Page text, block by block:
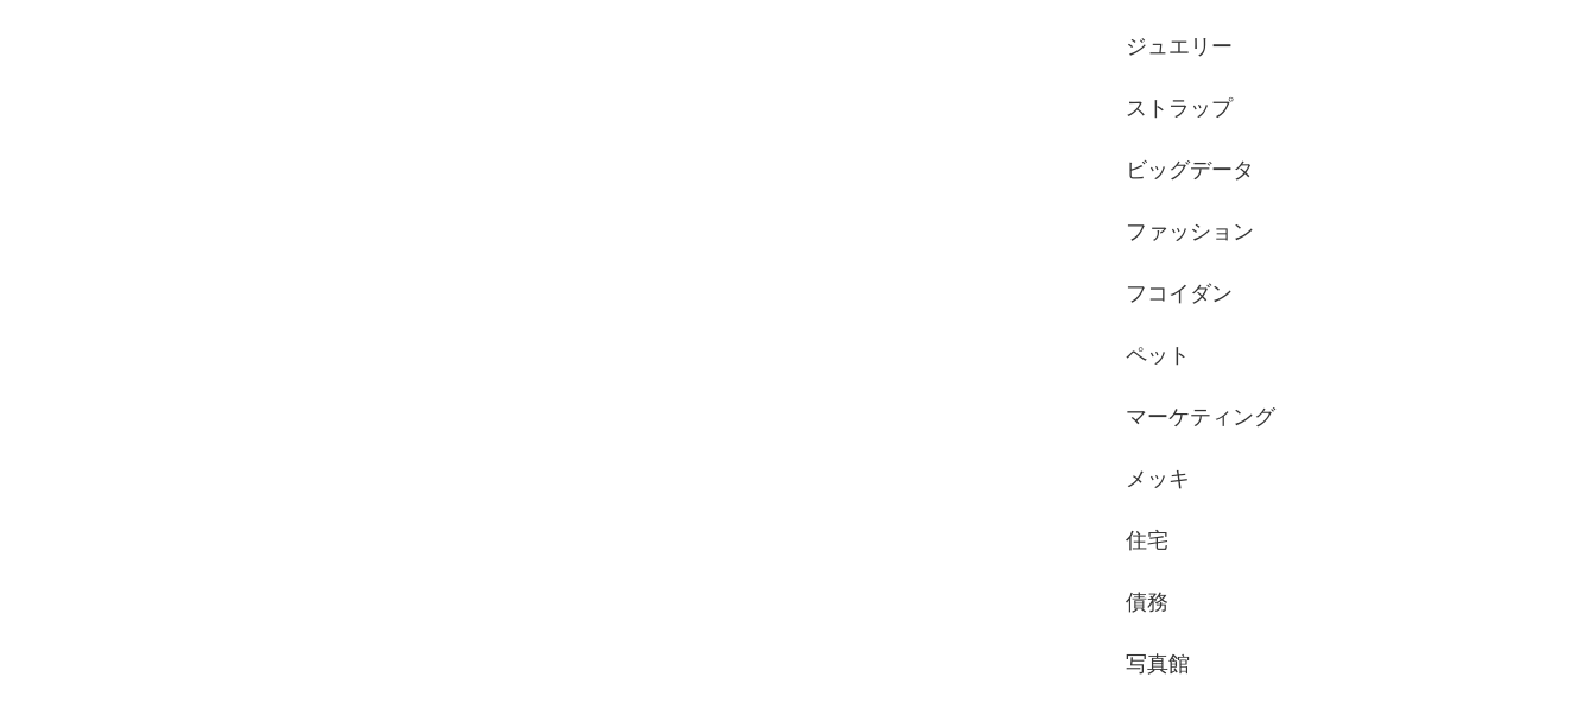
ジュエリー
ストラップ
ビッグデータ
ファッション
フコイダン
ペット
マーケティング
メッキ
住宅
債務
写真館